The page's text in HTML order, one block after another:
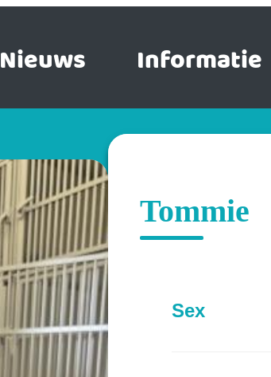
Nieuws Informatie
Tommie
Sex